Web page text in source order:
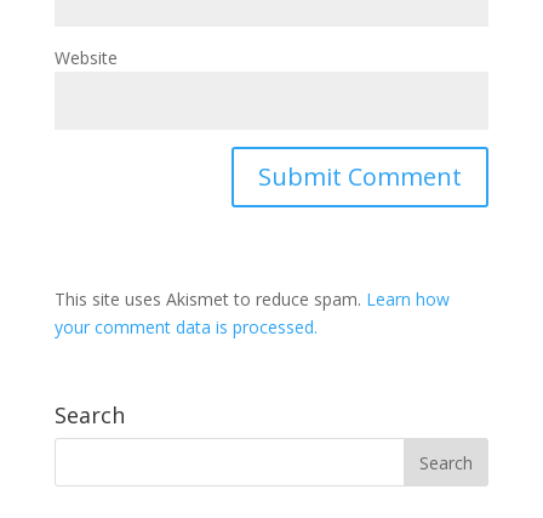
Website
This site uses Akismet to reduce spam. Learn how
your comment data is processed.
Search